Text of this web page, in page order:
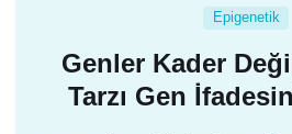
Epigenetik
Genler Kader
Tarzı Gen